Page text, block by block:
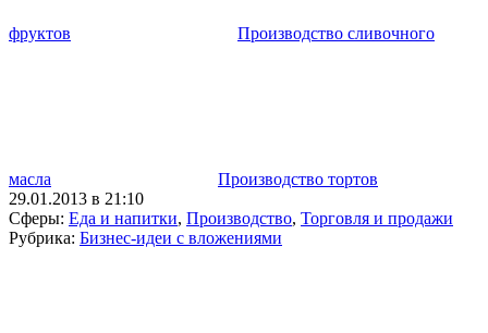
фруктов Производство сливочного
масла
Производство тортов
29.01.2013 в 21:10
Сферы: Еда и напитки, Производство, Торговля и продажи
Рубрика: Бизнес-идеи с вложениями